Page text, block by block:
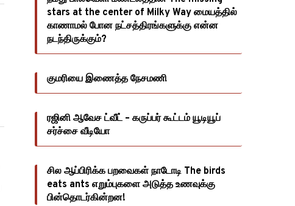
stars at the center of Milky Way மையத்தில்
காணாமல் போன நட்சத்திரங்களுக்கு என்ன
நடந்திருக்கும்?
குமரியை இணைத்த நேசமணி
ரஜினி ஆவேச ட்வீட் – கருப்பர் கூட்டம் யூடியூப்
சர்ச்சை வீடியோ
சில ஆப்பிரிக்க பறவைகள் நாடோடி The birds
eats ants எறும்புகளை அடுத்த உணவுக்கு
பின்தொடர்கின்றன!